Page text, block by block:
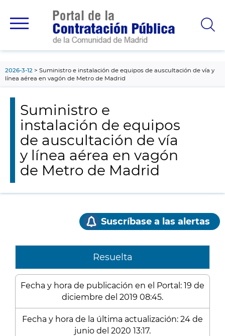
principal
2026-3-12
Suministro e instalación de equipos de auscultación de vía y
línea aérea en vagón de Metro de Madrid
Suministro e
instalación de equipos
de auscultación de vía
y línea aérea en vagón
de Metro de Madrid
Suscríbase a las alertas
Resuelta
Fecha y hora de publicación en el Portal: 19 de
diciembre del 2019 08:45.
Fecha y hora de la última actualización: 24 de
junio del 2020 13:17.